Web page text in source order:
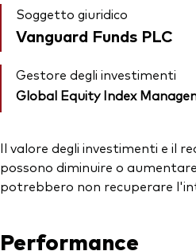
Soggetto giuridico
Vanguard Funds PLC
Gestore degli investimenti
Global Equity Index
Il valore degli investimenti e il
possono diminuire o
potrebbero non recuperare
Performance